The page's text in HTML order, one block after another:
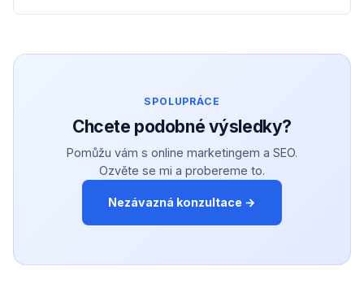
SPOLUPRÁCE
Chcete podobné výsledky?
Pomůžu vám s online marketingem a SEO.
Ozvěte se mi a probereme to.
Nezávazná konzultace →